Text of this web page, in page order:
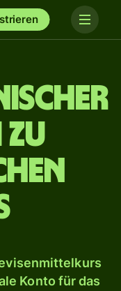
zu
Konto für das